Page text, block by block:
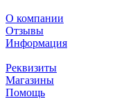
О компании
Отзывы
Информация
Реквизиты
Магазины
Помощь